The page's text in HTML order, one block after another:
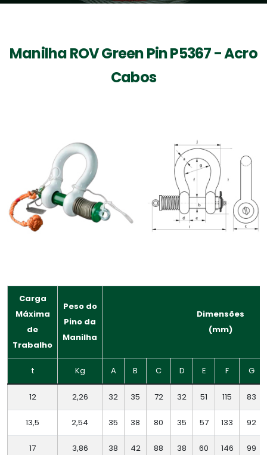
Manilha ROV Green Pin P5367 - Acro
Cabos
Carga
Máxima
de
Trabalho
Peso do
Pino da
Manilha
Dimensões
(mm)
t Kg A B C D E F G
12 2,26 32 35 72 32 51 115 83
13,5 2,54 35 38 80 35 57 133 92
17 3,86 38 42 88 38 60 146 99